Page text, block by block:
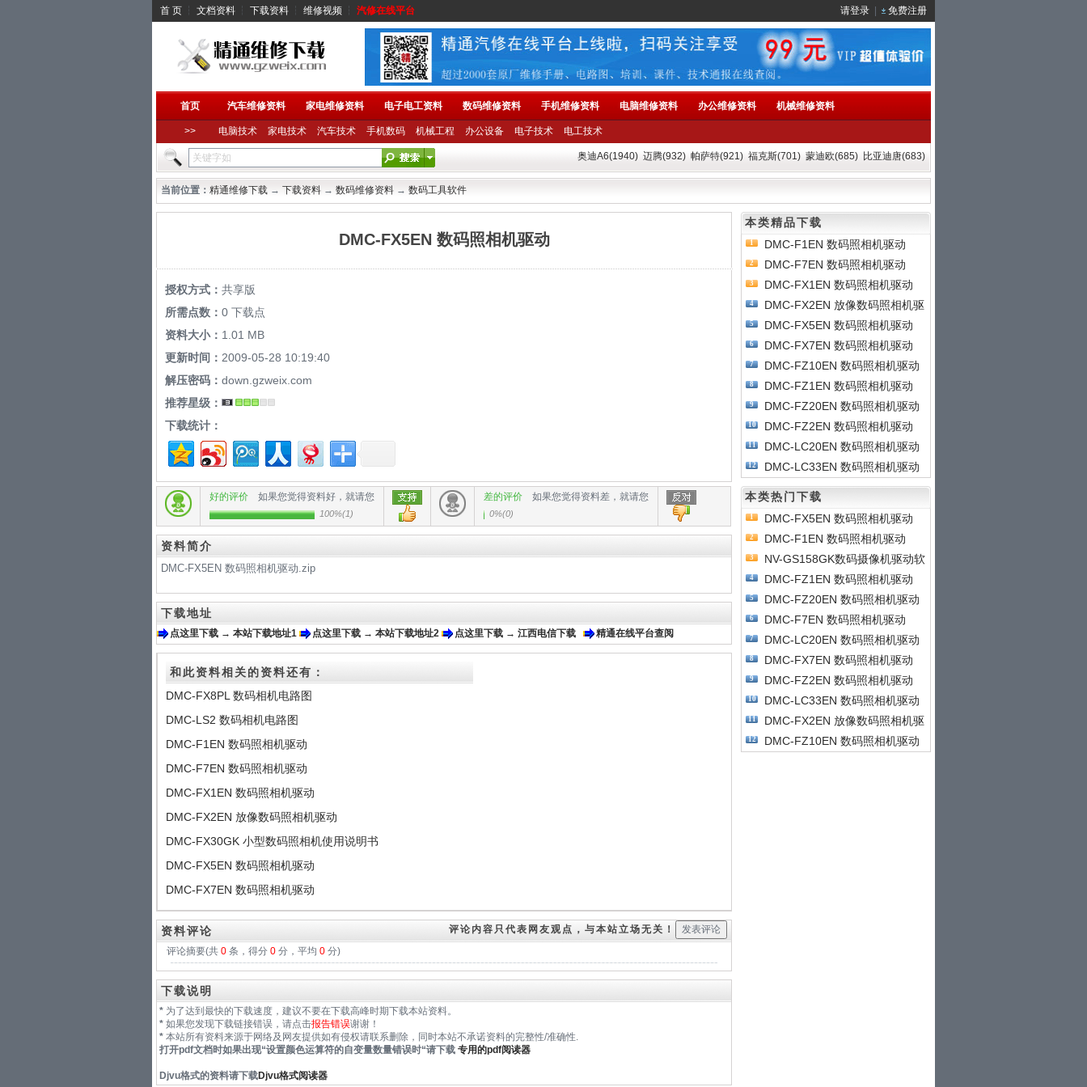
首 页 ┆ 文档资料 ┆ 下载资料 ┆ 维修视频 ┆ 汽修在线平台 请登录 免费注册
首页 汽车维修资料 家电维修资料 电子电工资料 数码维修资料 手机维修资料 电脑维修资料 办公维修资料 机械维修资料
>> 电脑技术 家电技术 汽车技术 手机数码 机械工程 办公设备 电子技术 电工技术
奥迪A6(1940) 迈腾(932) 帕萨特(921) 福克斯(701) 蒙迪欧(685) 比亚迪唐(683)
当前位置： 精通维修下载 → 下载资料 → 数码维修资料 → 数码工具软件
DMC-FX5EN 数码照相机驱动
授权方式： 共享版
所需点数： 0 下载点
资料大小： 1.01 MB
更新时间： 2009-05-28 10:19:40
解压密码： down.gzweix.com
推荐星级：
下载统计：
好的评价 如果您觉得资料好，就请您
100%(1)
差的评价 如果您觉得资料差，就请您
0%(0)
资料简介
DMC-FX5EN 数码照相机驱动.zip
下载地址
点这里下载 → 本站下载地址1 点这里下载 → 本站下载地址2 点这里下载 → 江西电信下载 精通在线平台查阅
和此资料相关的资料还有：
DMC-FX8PL 数码相机电路图
DMC-LS2 数码相机电路图
DMC-F1EN 数码照相机驱动
DMC-F7EN 数码照相机驱动
DMC-FX1EN 数码照相机驱动
DMC-FX2EN 放像数码照相机驱动
DMC-FX30GK 小型数码照相机使用说明书
DMC-FX5EN 数码照相机驱动
DMC-FX7EN 数码照相机驱动
资料评论
评论内容只代表网友观点，与本站立场无关！
评论摘要(共 0 条，得分 0 分，平均 0 分)
下载说明
* 为了达到最快的下载速度，建议不要在下载高峰时期下载本站资料。
* 如果您发现下载链接错误，请点击报告错误谢谢！
* 本站所有资料来源于网络及网友提供如有侵权请联系删除，同时本站不承诺资料的完整性/准确性.
打开pdf文档时如果出现“设置颜色运算符的自变量数量错误时“请下载 专用的pdf阅读器
Djvu格式的资料请下载Djvu格式阅读器
本类精品下载
1 DMC-F1EN 数码照相机驱动
2 DMC-F7EN 数码照相机驱动
3 DMC-FX1EN 数码照相机驱动
4
DMC-FX2EN 放像数码照相机驱
动
5 DMC-FX5EN 数码照相机驱动
6 DMC-FX7EN 数码照相机驱动
7 DMC-FZ10EN 数码照相机驱动
8 DMC-FZ1EN 数码照相机驱动
9 DMC-FZ20EN 数码照相机驱动
10 DMC-FZ2EN 数码照相机驱动
11 DMC-LC20EN 数码照相机驱动
12 DMC-LC33EN 数码照相机驱动
本类热门下载
1 DMC-FX5EN 数码照相机驱动
2 DMC-F1EN 数码照相机驱动
3
NV-GS158GK数码摄像机驱动软
件
4 DMC-FZ1EN 数码照相机驱动
5 DMC-FZ20EN 数码照相机驱动
6 DMC-F7EN 数码照相机驱动
7 DMC-LC20EN 数码照相机驱动
8 DMC-FX7EN 数码照相机驱动
9 DMC-FZ2EN 数码照相机驱动
10 DMC-LC33EN 数码照相机驱动
11
DMC-FX2EN 放像数码照相机驱
动
12 DMC-FZ10EN 数码照相机驱动